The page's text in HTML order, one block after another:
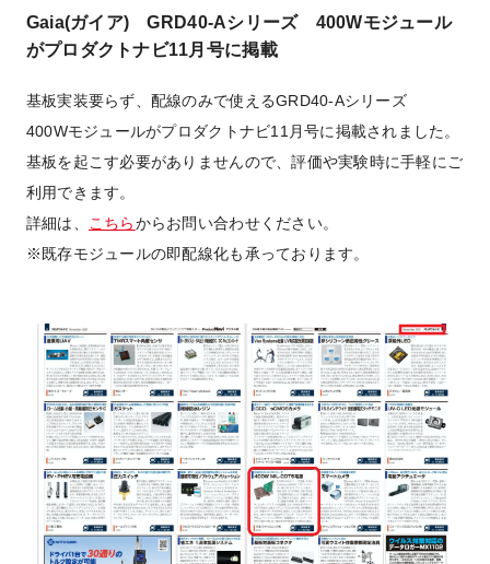
Gaia(ガイア) GRD40-Aシリーズ 400Wモジュール
がプロダクトナビ11月号に掲載
基板実装要らず、配線のみで使えるGRD40-Aシリーズ
400Wモジュールがプロダクトナビ11月号に掲載されました。
基板を起こす必要がありませんので、評価や実験時に手軽にご
利用できます。
詳細は、
こちらからお問い合わせください。
※既存モジュールの即配線化も承っております。